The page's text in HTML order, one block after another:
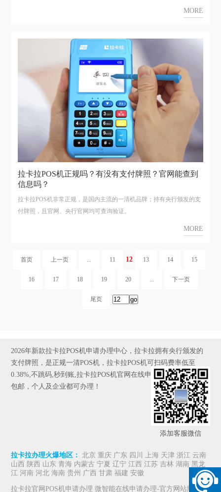
MORE
拉卡拉POS机正规吗？有没有支付牌照？官网能查到
信息吗？
拉卡拉POS机非常正规，是国内主流的一清机品牌；持有央行颁发的支
付牌照，且官网、央行官网均可查询验证。
MORE
首页 上一页 ... 11 12 13 14 15
16 17 18 19 20 ... 下一页
尾页
2026年新款拉卡拉POS机申请办理中心，拉卡拉拥有央行颁发的
支付牌照，是正规一清POS机，拉卡拉POS机可扫码费率低至
0.38%,不跳码,秒到账,拉卡拉POS机官网在线申请,全国发货，京东
包邮，个人及企业都可办理！
添加客服微信
拉卡拉办理火爆地区： 北京 重庆 广东 四川 上海 天津 浙江 云南
山西 陕西 山东 青海 内蒙古 宁夏 辽宁 江西 江苏 吉林 湖南 黑龙
江 河南 河北 海南 贵州 广西 甘肃 福建 安徽
拉卡拉官网POS机申请办理 微智能在线申请办理-官方网站版权所